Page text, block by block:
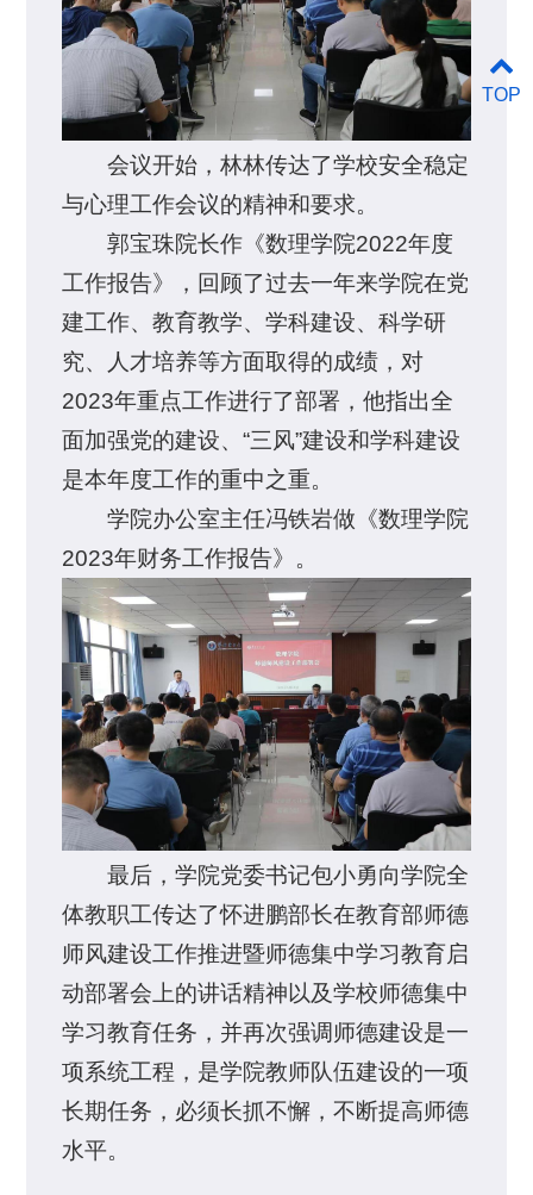
会议开始，林林传达了学校安全稳定
与心理工作会议的精神和要求。
郭宝珠院长作《数理学院2022年度
工作报告》，回顾了过去一年来学院在党
建工作、教育教学、学科建设、科学研
究、人才培养等方面取得的成绩，对
2023年重点工作进行了部署，他指出全
面加强党的建设、“三风”建设和学科建设
是本年度工作的重中之重。
学院办公室主任冯铁岩做《数理学院
2023年财务工作报告》。
最后，学院党委书记包小勇向学院全
体教职工传达了怀进鹏部长在教育部师德
师风建设工作推进暨师德集中学习教育启
动部署会上的讲话精神以及学校师德集中
学习教育任务，并再次强调师德建设是一
项系统工程，是学院教师队伍建设的一项
长期任务，必须长抓不懈，不断提高师德
水平。
TOP